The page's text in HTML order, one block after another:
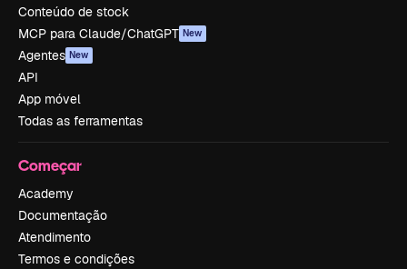
Conteúdo de stock
MCP para Claude/ChatGPT New
Agentes New
API
App móvel
Todas as ferramentas
Começar
Academy
Documentação
Atendimento
Termos e condições